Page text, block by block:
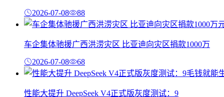
2026-07-08 88
车企集体驰援广西洪涝灾区 比亚迪向灾区捐款1000万
2026-07-08 68
性能大提升 DeepSeek V4正式版灰度测试：9